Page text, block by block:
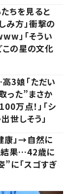
ちを見ると
み方」衝撃の
」「そうい
この星の文化
3娘「ただい
た”まさか
万点！」「シ
世しそう」
康」→自然に
結果…42歳に
に「スゴすぎ